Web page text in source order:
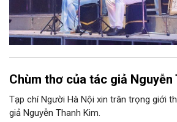
Chùm thơ của tác giả Nguyễn
Tạp chí Người Hà Nội xin trân trọng giới
giả Nguyễn Thanh Kim.